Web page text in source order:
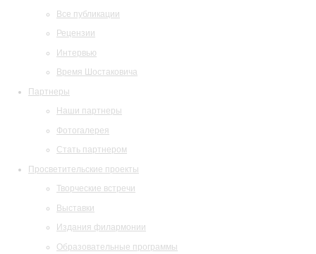
Все публикации
Рецензии
Интервью
Время Шостаковича
Партнеры
Наши партнеры
Фотогалерея
Стать партнером
Просветительские проекты
Творческие встречи
Выставки
Издания филармонии
Образовательные программы